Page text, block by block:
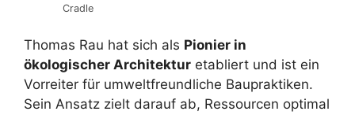
Cradle
Thomas Rau hat sich als Pionier in
ökologischer Architektur etabliert und ist ein
Vorreiter für umweltfreundliche Baupraktiken.
Sein Ansatz zielt darauf ab, Ressourcen optimal